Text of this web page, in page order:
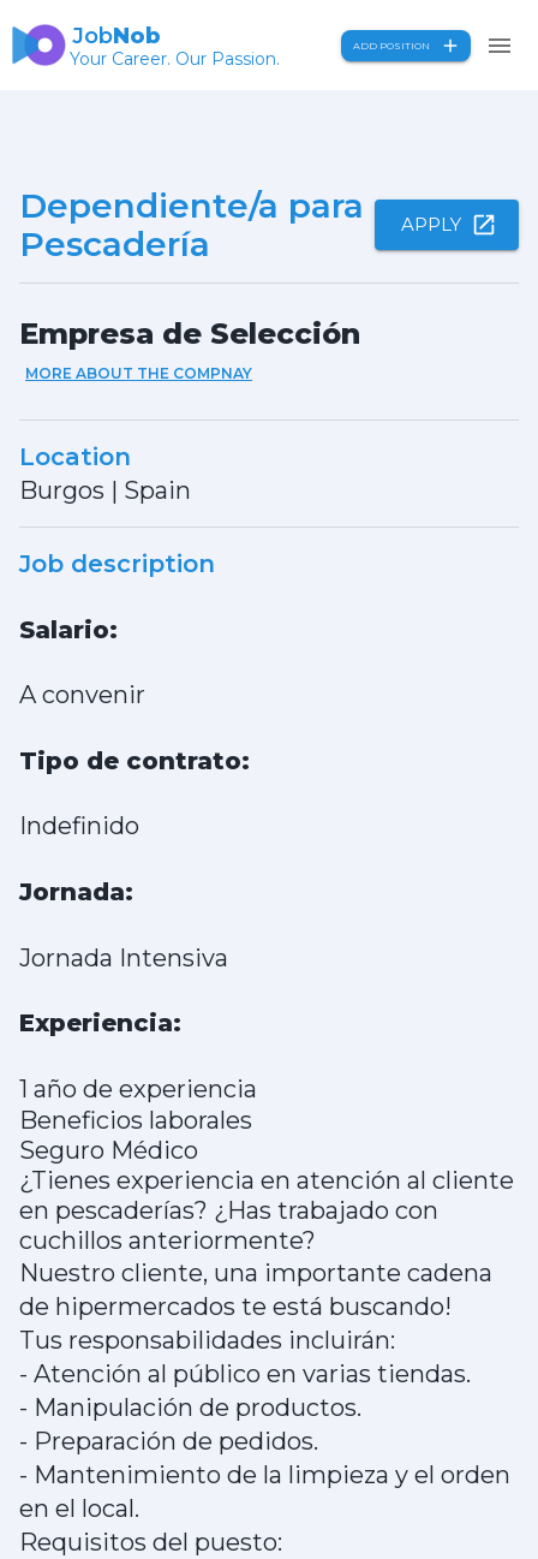
JobNob
Your Career. Our Passion.
ADD POSITION
Dependiente/a para
Pescadería
APPLY
Empresa de Selección
MORE ABOUT THE COMPNAY
Location
Burgos | Spain
Job description
Salario:
A convenir
Tipo de contrato:
Indefinido
Jornada:
Jornada Intensiva
Experiencia:
1 año de experiencia
Beneficios laborales
Seguro Médico
¿Tienes experiencia en atención al cliente
en pescaderías? ¿Has trabajado con
cuchillos anteriormente?
Nuestro cliente, una importante cadena
de hipermercados te está buscando!
Tus responsabilidades incluirán:
- Atención al público en varias tiendas.
- Manipulación de productos.
- Preparación de pedidos.
- Mantenimiento de la limpieza y el orden
en el local.
Requisitos del puesto: